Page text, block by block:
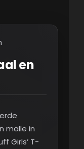
en
malle in
Girls’ T-